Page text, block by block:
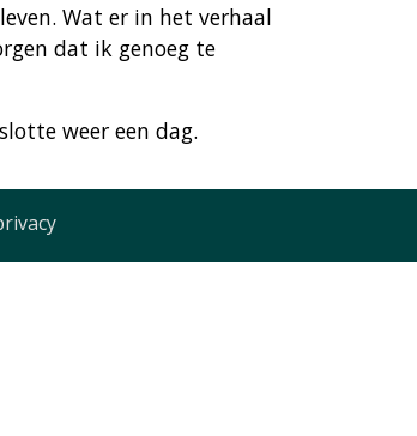
Wat er in het verhaal
dat ik genoeg te
weer een dag.